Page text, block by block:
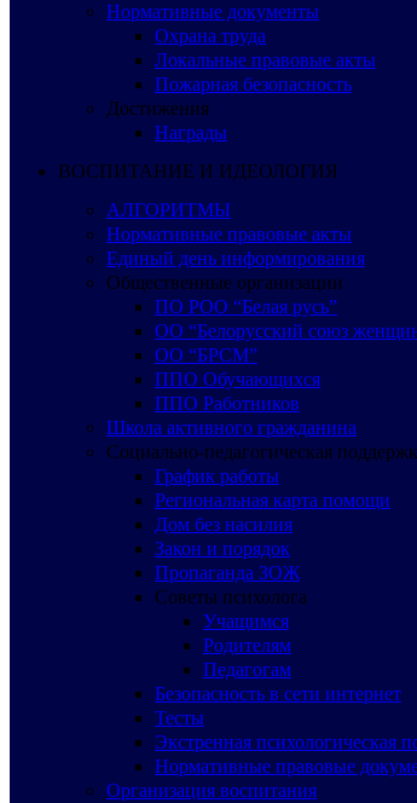
Нормативные документы
Охрана труда
Локальные правовые акты
Пожарная безопасность
Достижения
Награды
ВОСПИТАНИЕ И ИДЕОЛОГИЯ
АЛГОРИТМЫ
Нормативные правовые акты
Единый день информирования
Общественные организации
ПО РОО “Белая русь”
ОО “Белорусский союз
ОО “БРСМ”
ППО Обучающихся
ППО Работников
Школа активного гражданина
Социально-педагогическая
График работы
Региональная карта помощи
Дом без насилия
Закон и порядок
Пропаганда ЗОЖ
Советы психолога
Учащимся
Родителям
Педагогам
Безопасность в сети интернет
Тесты
Экстренная психологическая
Нормативные правовые
Организация воспитания